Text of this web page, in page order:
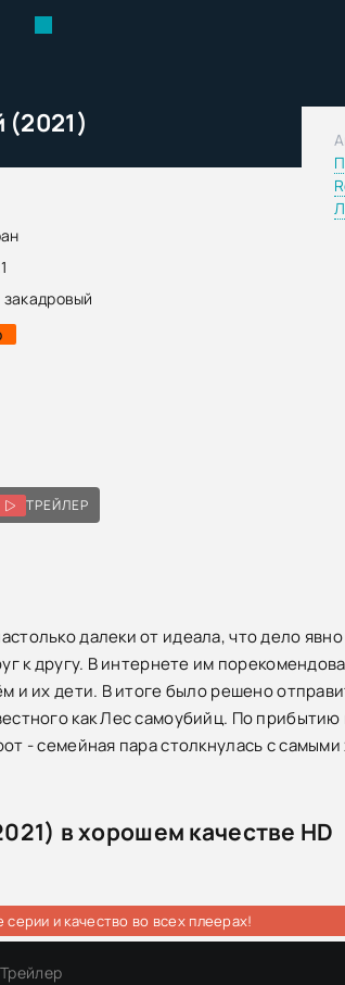
(2021)
ТРЕЙЛЕР
далеки от идеала, что дело
к другу. В интернете им
и их дети. В итоге было решено
как Лес самоубийц. По
- семейная пара столкнулась с
в хорошем качестве HD
и качество во всех плеерах!
Трейлер